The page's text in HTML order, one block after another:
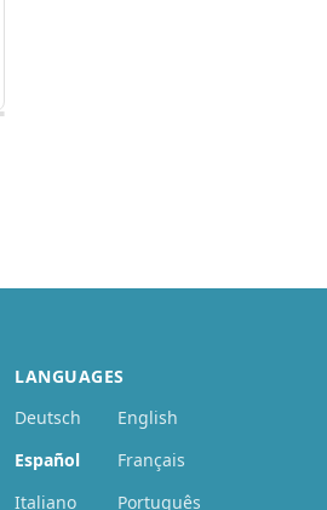
LANGUAGES
Deutsch
English
Español
Français
Italiano
Português